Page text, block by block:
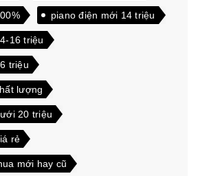
piano điện mới 14 triệu
16 triệu
triệu
lượng
20 triệu
rẻ
mới hay cũ